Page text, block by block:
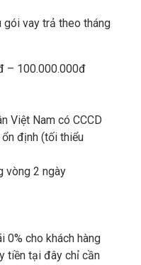
gói vay trả theo tháng
– 100.000.000đ
Việt Nam có CCCD
ổn định (tối thiểu
vòng 2 ngày
0% cho khách hàng
tiền tại đây chỉ cần